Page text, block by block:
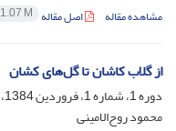
مشاهده مقاله اصل مقاله 1.07 M
از گلاب کاشان تا گل‌های کشان
دوره 1، شماره 1، فروردین 1384، صفحه
محمود روح‌الامینی